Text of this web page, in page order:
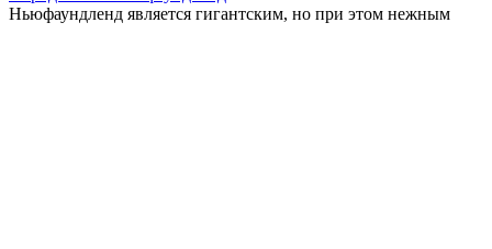
Ньюфаундленд является гигантским, но при этом нежным